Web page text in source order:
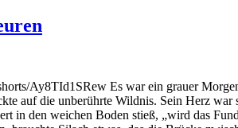
Ay8TId1SRew Es war ein grauer
auf die unberührte Wildnis. Sein Herz
in den weichen Boden stieß, „wird das